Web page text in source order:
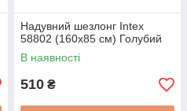
Надувний шезлонг Intex
58802 (160х85 см) Голубий
В наявності
510 ₴